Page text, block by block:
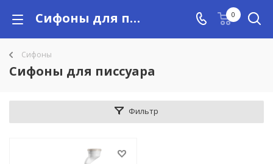
Сифоны для писсуара купить в Алматы с доставкой по Казахстану, цены 0
Сифоны
Сифоны для писсуара
Фильтр